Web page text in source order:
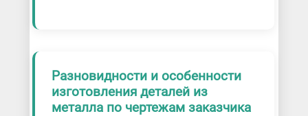
Разновидности и особенности
изготовления деталей из
металла по чертежам заказчика